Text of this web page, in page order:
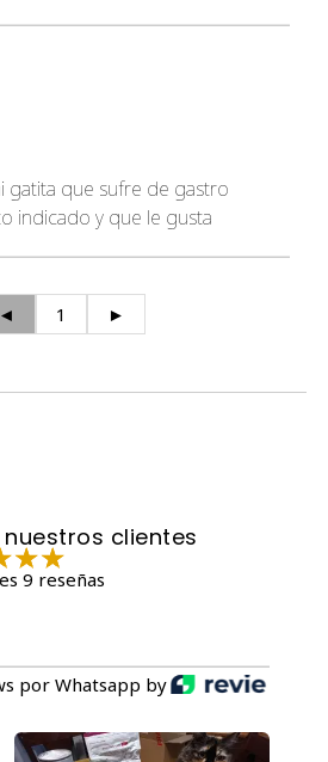
gatita que sufre de gastro
indicado y que le gusta
◄ 1 ►
clientes
9 reseñas
por Whatsapp by